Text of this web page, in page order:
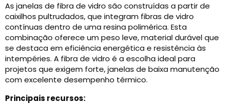
As janelas de fibra de vidro são construídas a partir de
caixilhos pultrudados, que integram fibras de vidro
contínuas dentro de uma resina polimérica. Esta
combinação oferece um peso leve, material durável que
se destaca em eficiência energética e resistência às
intempéries. A fibra de vidro é a escolha ideal para
projetos que exigem forte, janelas de baixa manutenção
com excelente desempenho térmico.
Principais recursos: